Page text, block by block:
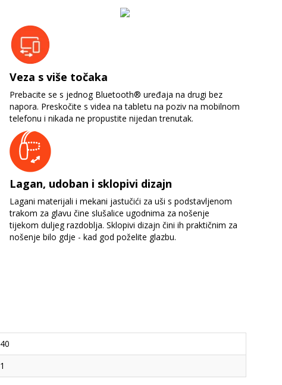
Veza s više točaka
Prebacite se s jednog Bluetooth® uređaja na drugi bez
napora. Preskočite s videa na tabletu na poziv na mobilnom
telefonu i nikada ne propustite nijedan trenutak.
Lagan, udoban i sklopivi dizajn
Lagani materijali i mekani jastučići za uši s podstavljenom
trakom za glavu čine slušalice ugodnima za nošenje
tijekom duljeg razdoblja. Sklopivi dizajn čini ih praktičnim za
nošenje bilo gdje - kad god poželite glazbu.
40
1